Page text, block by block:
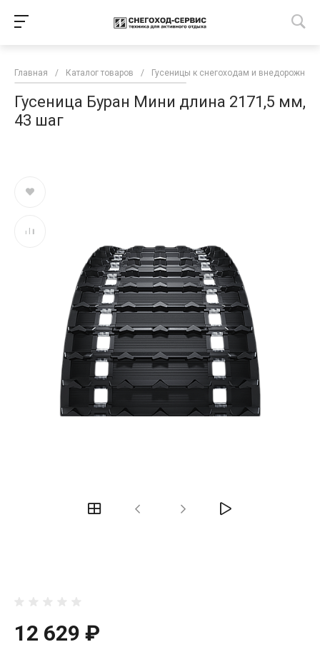
Главная / Каталог товаров / Гусеницы к снегоходам и внедорожной
Гусеница Буран Мини длина 2171,5 мм,
43 шаг
12 629 ₽